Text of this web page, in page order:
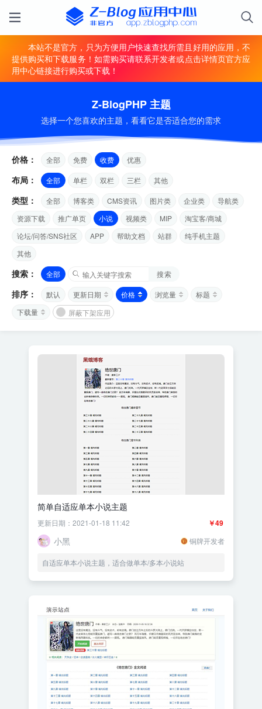
本站不是官方，只为方便用户快速查找所需且好用的应用，不
提供购买和下载服务！如需购买请联系开发者或点击详情页官方应
用中心链接进行购买或下载！
Z-BlogPHP 主题
选择一个您喜欢的主题，看看它是否适合您的需求
价格： 全部 免费 收费 优惠
布局： 全部 单栏 双栏 三栏 其他
类型： 全部 博客类 CMS资讯 图片类 企业类
导航类
资源下载
推广单页 小说 视频类 MIP
淘宝客/商城
论坛/问答/SNS社区
APP 帮助文档 站群
纯手机主题
其他
搜索： 全部 搜索
排序： 默认 更新日期 价格 浏览量
标题
下载量
屏蔽下架应用
简单自适应单本小说主题
￥49
更新日期：2021-01-18 11:42
小黑 铜牌开发者
自适应单本小说主题，适合做单本/多本小说站